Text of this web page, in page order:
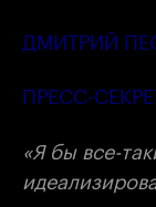
ДМИТРИЙ
ПРЕСС-
«Я бы все-